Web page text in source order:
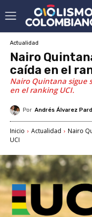
Actualidad
Nairo
caída en el
Nairo Quintana sigue
en el ranking UCI.
Por Andrés Álvarez
Inicio Actualidad
Nairo
UCI